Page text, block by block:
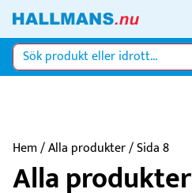
Hem/Alla produkter/ Sida 8
Alla produkter